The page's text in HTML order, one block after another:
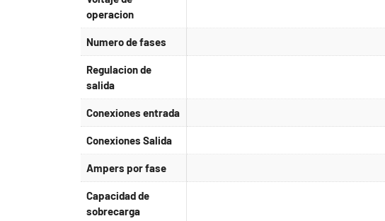
operacion
Numero de fases
Regulacion de
salida
Conexiones entrada
Conexiones Salida
Ampers por fase
Capacidad de
sobrecarga